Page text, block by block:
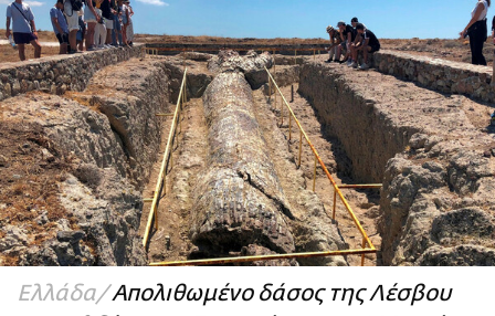
LIFO SHOP
NEWSLETTER
ΜΙΚΡΟΠΡΑΓΜΑΤΑ
THE GOOD LIFO
LIFOLAND
ΤΡΟΠΟΣ ΖΩΗΣ
PODCASTS
Plus
Ελλάδα Απολιθωμένο δάσος της Λέσβου